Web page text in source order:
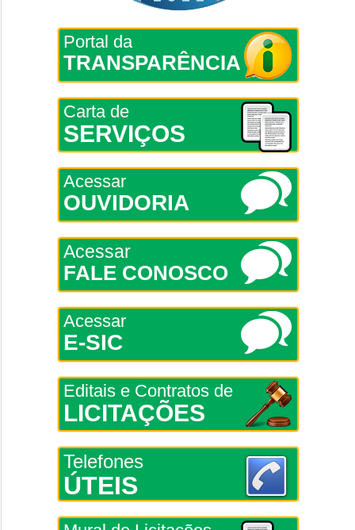
Portal da
TRANSPARÊNCIA
Carta de
SERVIÇOS
Acessar
OUVIDORIA
Acessar
FALE CONOSCO
Acessar
E-SIC
Editais e Contratos de
LICITAÇÕES
Telefones
ÚTEIS